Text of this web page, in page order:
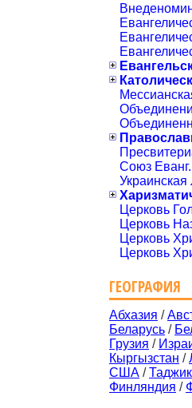
Союз
Церковь
Церковь
Церковь
Церковь
ГЕОГРАФИЯ
Абхазия /
Беларусь /
Грузия /
Кыргызстан /
США /
Финляндия /